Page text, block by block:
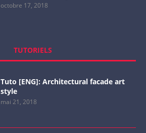
octobre 17, 2018
TUTORIELS
Tuto [ENG]: Architectural facade art
style
mai 21, 2018